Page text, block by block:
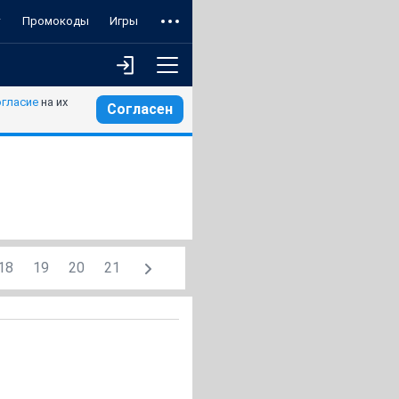
Промокоды Игры
на их Согласен
19 20 21